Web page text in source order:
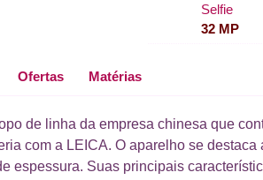
Selfie
32 MP
Ofertas Matérias
de linha da empresa chinesa que
com a LEICA. O aparelho se
espessura. Suas principais